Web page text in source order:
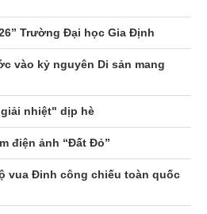
Trường Đại học Gia Định
vào kỷ nguyên Di sản mang
nhiệt" dịp hè
điện ảnh “Đất Đỏ”
vua Đinh công chiếu toàn quốc